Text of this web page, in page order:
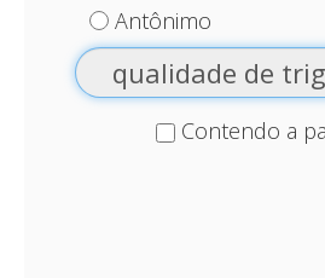
Antônimo
Contendo a